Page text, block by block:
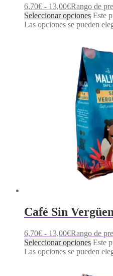
6,70€ - 13,00€Rango de
Seleccionar opciones Este
Las opciones se pueden
Café Sin
6,70€ - 13,00€Rango de
Seleccionar opciones Este
Las opciones se pueden